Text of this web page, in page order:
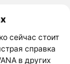
сейчас стоит
справка
в других